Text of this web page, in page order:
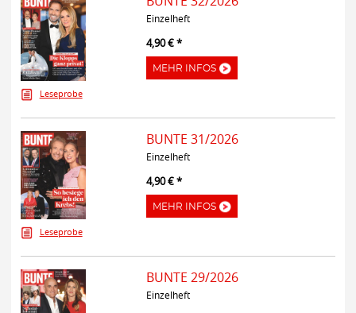
Leseprobe
Einzelheft
4,90 € *
MEHR INFOS
Leseprobe
BUNTE 31/2026
Einzelheft
4,90 € *
MEHR INFOS
BUNTE 29/2026
Einzelheft